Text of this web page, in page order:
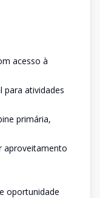
acesso à
para atividades
primária,
aproveitamento
oportunidade